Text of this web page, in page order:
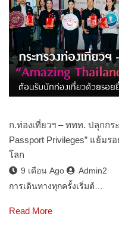
ก.ท่องเที่ยวฯ – ททท. ปลุกกร
Passport Privileges” แย้ม
โลก
9 เดือน Ago
Admin2
การเดินทางทุกครั้งเริ่มต้…
Read More